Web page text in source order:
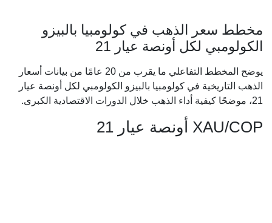
مخطط سعر الذهب في كولومبيا بالبيزو
الكولومبي لكل أونصة عيار 21
يوضح المخطط التفاعلي ما يقرب من 20 عامًا من بيانات أسعار
الذهب التاريخية في كولومبيا بالبيزو الكولومبي لكل أونصة عيار
21، موضحًا كيفية أداء الذهب خلال الدورات الاقتصادية الكبرى.
XAU/COP أونصة عيار 21